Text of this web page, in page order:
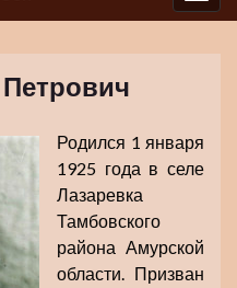
выкл
Родился 1 января
1925 года в селе
Лазаревка
Тамбовского
района Амурской
области. Призван